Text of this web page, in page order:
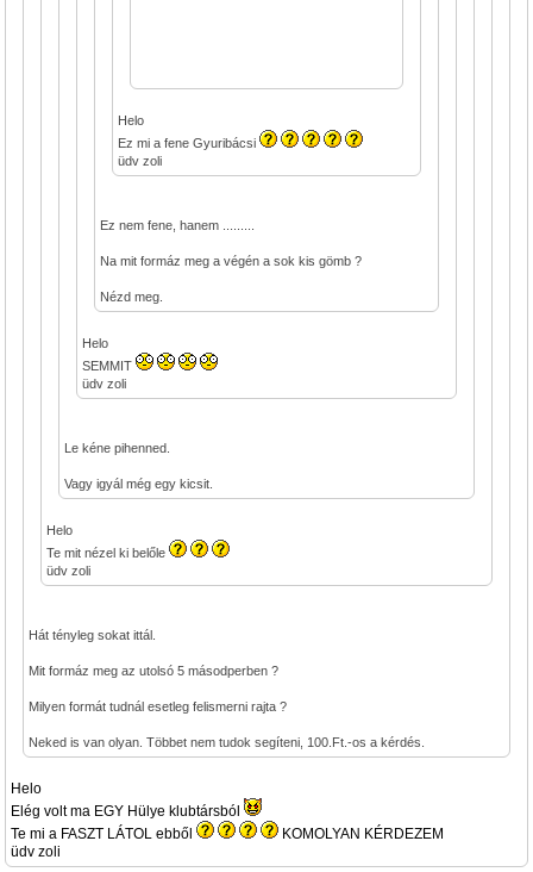
Helo
Ez mi a fene Gyuribácsi
üdv zoli
Ez nem fene, hanem .........
Na mit formáz meg a végén a sok kis gömb ?
Nézd meg.
Helo
SEMMIT
üdv zoli
Le kéne pihenned.
Vagy igyál még egy kicsit.
Helo
Te mit nézel ki belőle
üdv zoli
Hát tényleg sokat ittál.
Mit formáz meg az utolsó 5 másodperben ?
Milyen formát tudnál esetleg felismerni rajta ?
Neked is van olyan. Többet nem tudok segíteni, 100.Ft.-os a kérdés.
Helo
Elég volt ma EGY Hülye klubtársból
Te mi a FASZT LÁTOL ebből
KOMOLYAN KÉRDEZEM
üdv zoli